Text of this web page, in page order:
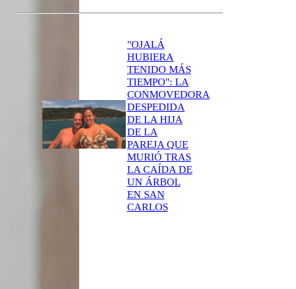
"OJALÁ
HUBIERA
TENIDO MÁS
TIEMPO": LA
CONMOVEDORA
DESPEDIDA
DE LA HIJA
DE LA
PAREJA QUE
MURIÓ TRAS
LA CAÍDA DE
UN ÁRBOL
EN SAN
CARLOS